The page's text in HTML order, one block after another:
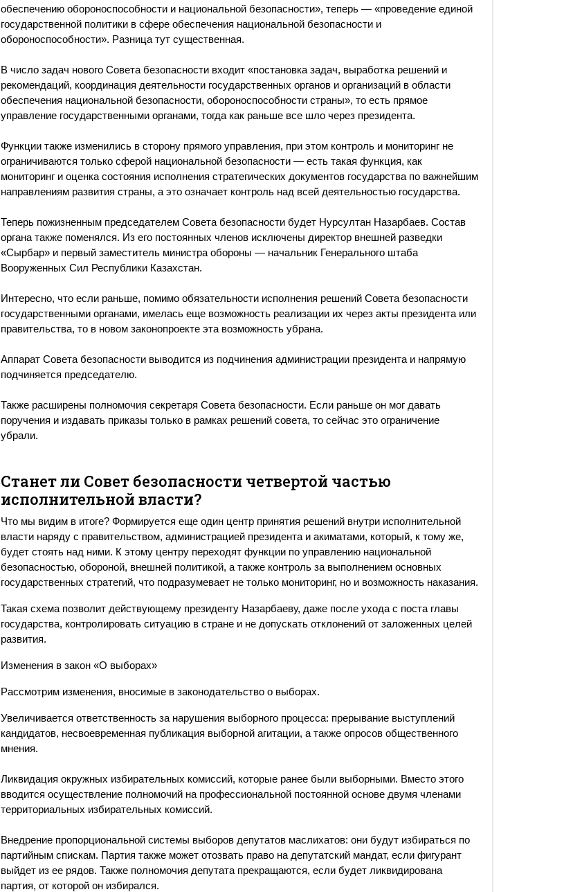
обеспечению обороноспособности и национальной безопасности», теперь — «проведение единой
государственной политики в сфере обеспечения национальной безопасности и
обороноспособности». Разница тут существенная.
В число задач нового Совета безопасности входит «постановка задач, выработка решений и
рекомендаций, координация деятельности государственных органов и организаций в области
обеспечения национальной безопасности, обороноспособности страны», то есть прямое
управление государственными органами, тогда как раньше все шло через президента.
Функции также изменились в сторону прямого управления, при этом контроль и мониторинг не
ограничиваются только сферой национальной безопасности — есть такая функция, как
мониторинг и оценка состояния исполнения стратегических документов государства по важнейшим
направлениям развития страны, а это означает контроль над всей деятельностью государства.
Теперь пожизненным председателем Совета безопасности будет Нурсултан Назарбаев. Состав
органа также поменялся. Из его постоянных членов исключены директор внешней разведки
«Сырбар» и первый заместитель министра обороны — начальник Генерального штаба
Вооруженных Сил Республики Казахстан.
Интересно, что если раньше, помимо обязательности исполнения решений Совета безопасности
государственными органами, имелась еще возможность реализации их через акты президента или
правительства, то в новом законопроекте эта возможность убрана.
Аппарат Совета безопасности выводится из подчинения администрации президента и напрямую
подчиняется председателю.
Также расширены полномочия секретаря Совета безопасности. Если раньше он мог давать
поручения и издавать приказы только в рамках решений совета, то сейчас это ограничение
убрали.
Станет ли Совет безопасности четвертой частью
исполнительной власти?
Что мы видим в итоге? Формируется еще один центр принятия решений внутри исполнительной
власти наряду с правительством, администрацией президента и акиматами, который, к тому же,
будет стоять над ними. К этому центру переходят функции по управлению национальной
безопасностью, обороной, внешней политикой, а также контроль за выполнением основных
государственных стратегий, что подразумевает не только мониторинг, но и возможность наказания.
Такая схема позволит действующему президенту Назарбаеву, даже после ухода с поста главы
государства, контролировать ситуацию в стране и не допускать отклонений от заложенных целей
развития.
Изменения в закон «О выборах»
Рассмотрим изменения, вносимые в законодательство о выборах.
Увеличивается ответственность за нарушения выборного процесса: прерывание выступлений
кандидатов, несвоевременная публикация выборной агитации, а также опросов общественного
мнения.
Ликвидация окружных избирательных комиссий, которые ранее были выборными. Вместо этого
вводится осуществление полномочий на профессиональной постоянной основе двумя членами
территориальных избирательных комиссий.
Внедрение пропорциональной системы выборов депутатов маслихатов: они будут избираться по
партийным спискам. Партия также может отозвать право на депутатский мандат, если фигурант
выйдет из ее рядов. Также полномочия депутата прекращаются, если будет ликвидирована
партия, от которой он избирался.